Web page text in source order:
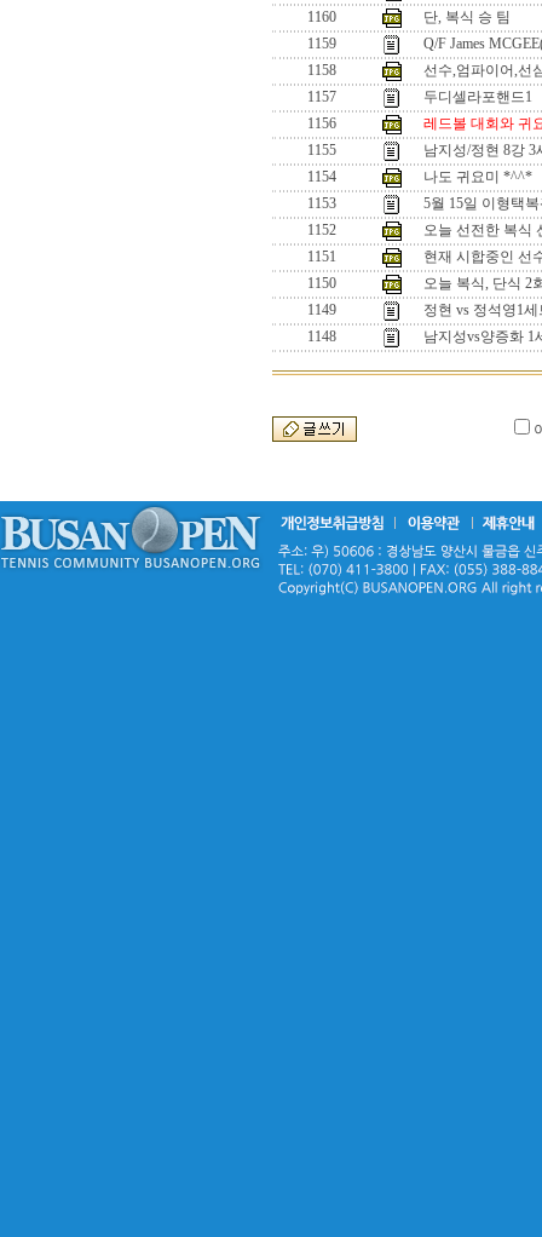
1160
단, 복식 승 팀
1159
Q/F James
1158
선수,엄파이어,선
1157
두디셀라포핸드1
1156
레드볼 대회와 귀
1155
남지성/정현 8강 3
1154
나도 귀요미 *^^*
1153
5월 15일 이형택
1152
오늘 선전한 복식
1151
현재 시합중인 선
1150
오늘 복식, 단식 2
1149
정현 vs 정석영1
1148
남지성vs양증화 1